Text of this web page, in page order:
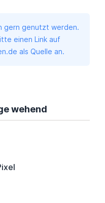
gern genutzt werden.
einen Link auf
als Quelle an.
wehend